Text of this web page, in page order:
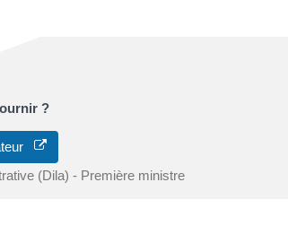
?
(Dila) - Première ministre